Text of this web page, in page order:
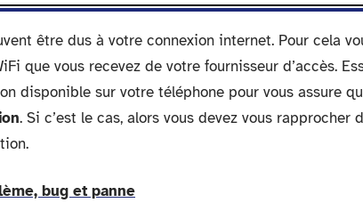
être dus à votre connexion internet. Pour cela
que vous recevez de votre fournisseur d’accès.
disponible sur votre téléphone pour vous assure
. Si c’est le cas, alors vous devez vous rapprocher
bug et panne